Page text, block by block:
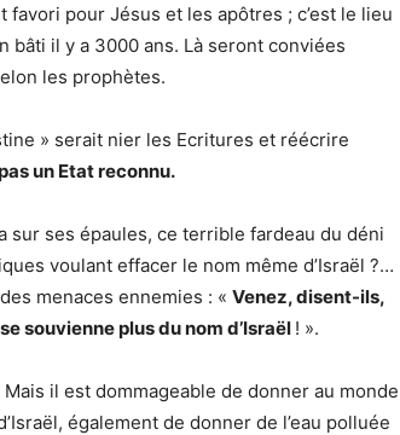
pour Jésus et les apôtres ; c’est le lieu
bâti il y a 3000 ans. Là seront conviées
les prophètes.
» serait nier les Ecritures et réécrire
un Etat reconnu.
ses épaules, ce terrible fardeau du déni
voulant effacer le nom même d’Israël ?…
menaces ennemies : « Venez, disent-ils,
souvienne plus du nom d’Israël ! ».
il est dommageable de donner au monde
également de donner de l’eau polluée